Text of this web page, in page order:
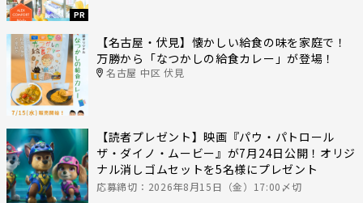
PR
【名古屋・伏見】懐かしい給食の味を家庭で！
万勝から「なつかしの給食カレー」が登場！
名古屋 中区 伏見
【読者プレゼント】映画『パウ・パトロール
ザ・ダイノ・ムービー』が7月24日公開！オリジ
ナル消しゴムセットを5名様にプレゼント
応募締切：2026年8月15日（金）17:00〆切